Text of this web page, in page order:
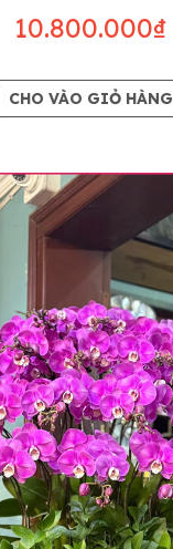
10.800.000₫
CHO VÀO GIỎ HÀNG